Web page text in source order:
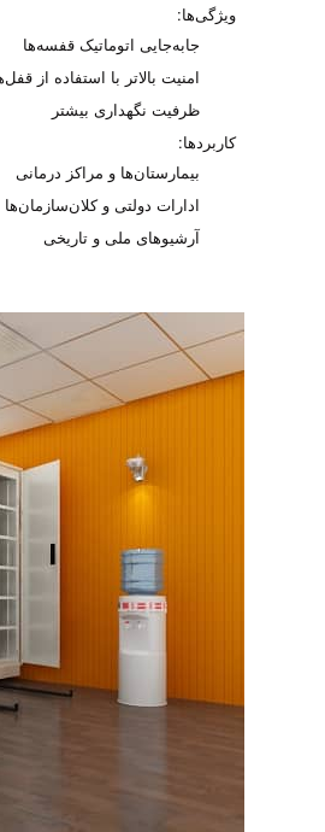
ویژگی‌ها:
جابه‌جایی اتوماتیک قفسه‌ها
امنیت بالاتر با استفاده از
ظرفیت نگهداری بیشتر
کاربردها:
بیمارستان‌ها و مراکز درمانی
ادارات دولتی و کلان‌سازمان‌ها
آرشیوهای ملی و تاریخی